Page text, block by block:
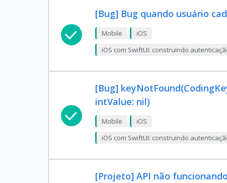
[Bug] Bug quando usuário
Mobile
iOS
iOS com SwiftUI: construindo
[Bug]
intValue: nil)
Mobile
iOS
iOS com SwiftUI: construindo
[Projeto] API não